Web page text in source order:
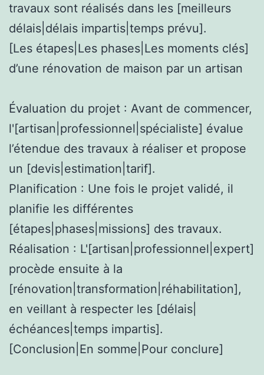
travaux sont réalisés dans les [meilleurs
délais|délais impartis|temps prévu].
[Les étapes|Les phases|Les moments clés]
d’une rénovation de maison par un artisan
Évaluation du projet : Avant de commencer,
l'[artisan|professionnel|spécialiste] évalue
l’étendue des travaux à réaliser et propose
un [devis|estimation|tarif].
Planification : Une fois le projet validé, il
planifie les différentes
[étapes|phases|missions] des travaux.
Réalisation : L'[artisan|professionnel|expert]
procède ensuite à la
[rénovation|transformation|réhabilitation],
en veillant à respecter les [délais|
échéances|temps impartis].
[Conclusion|En somme|Pour conclure]